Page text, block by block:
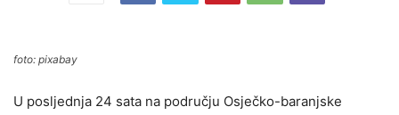
foto: pixabay
U posljednja 24 sata na području Osječko-baranjske